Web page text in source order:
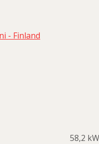
- Finland
58,2